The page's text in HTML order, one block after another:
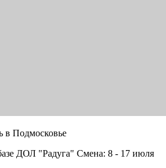
в Подмосковье
ДОЛ "Радуга" Смена: 8 - 17 июля